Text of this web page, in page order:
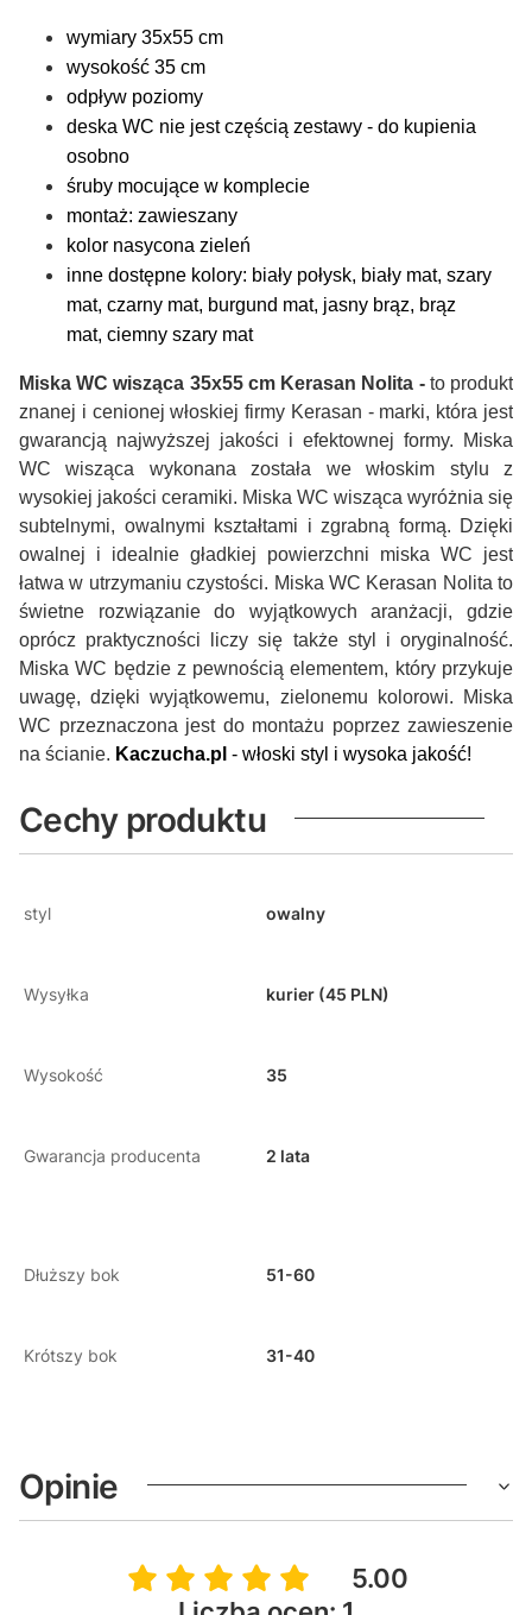
wymiary 35x55 cm
wysokość 35 cm
odpływ poziomy
deska WC nie jest częścią zestawy - do kupienia
osobno
śruby mocujące w komplecie
montaż: zawieszany
kolor nasycona zieleń
inne dostępne kolory: biały połysk, biały mat, szary
mat, czarny mat, burgund mat, jasny brąz, brąz
mat, ciemny szary mat
Miska WC wisząca 35x55 cm Kerasan Nolita - to produkt
znanej i cenionej włoskiej firmy Kerasan - marki, która jest
gwarancją najwyższej jakości i efektownej formy. Miska
WC wisząca wykonana została we włoskim stylu z
wysokiej jakości ceramiki. Miska WC wisząca wyróżnia się
subtelnymi, owalnymi kształtami i zgrabną formą. Dzięki
owalnej i idealnie gładkiej powierzchni miska WC jest
łatwa w utrzymaniu czystości. Miska WC Kerasan Nolita to
świetne rozwiązanie do wyjątkowych aranżacji, gdzie
oprócz praktyczności liczy się także styl i oryginalność.
Miska WC będzie z pewnością elementem, który przykuje
uwagę, dzięki wyjątkowemu, zielonemu kolorowi. Miska
WC przeznaczona jest do montażu poprzez zawieszenie
na ścianie. Kaczucha.pl - włoski styl i wysoka jakość!
Cechy produktu
styl owalny
Wysyłka kurier (45 PLN)
Wysokość 35
Gwarancja producenta 2 lata
Dłuższy bok 51-60
Krótszy bok 31-40
Opinie
5.00